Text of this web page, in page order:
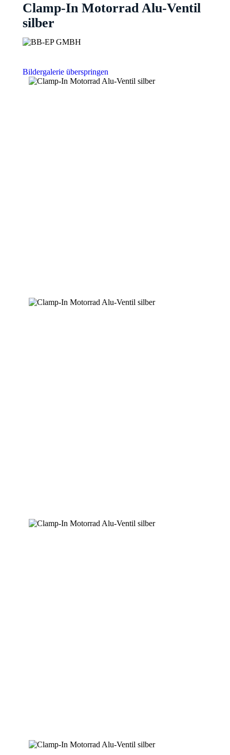
Clamp-In Motorrad Alu-Ventil
silber
Bildergalerie überspringen